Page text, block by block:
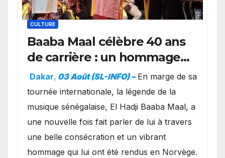
CULTURE
Baaba Maal célèbre 40 ans
de carrière : un hommage
exceptionnel à Oslo en
présence de la famille
royale.
Dakar, 03 Août (SL-INFO) – ​En marge de sa
tournée internationale, la légende de la
musique sénégalaise, El Hadji Baaba Maal, a
une nouvelle fois fait parler de lui à travers
une belle consécration et un vibrant
hommage qui lui ont été rendus en Norvège.